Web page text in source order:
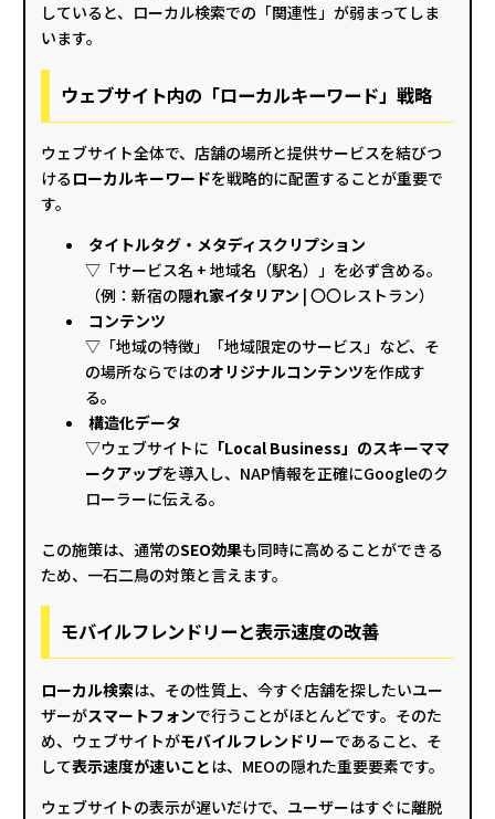
していると、ローカル検索での「関連性」が弱まってしま
います。
ウェブサイト内の「ローカルキーワード」戦略
ウェブサイト全体で、店舗の場所と提供サービスを結びつ
ける ローカルキーワードを戦略的に配置することが重要で
す。
タイトルタグ・メタディスクリプション
▽「サービス名 + 地域名（駅名）」を必ず含める。
（例：新宿の隠れ家イタリアン | 〇〇レストラン）
コンテンツ
▽「地域の特徴」「地域限定のサービス」など、そ
の場所ならではのオリジナルコンテンツを作成す
る。
構造化データ
▽ウェブサイトに 「Local Business」のスキーママ
ークアップを導入し、NAP情報を正確にGoogleのク
ローラーに伝える。
この施策は、通常のSEO効果も同時に高めることができる
ため、一石二鳥の対策と言えます。
モバイルフレンドリーと表示速度の改善
ローカル検索は、その性質上、今すぐ店舗を探したいユー
ザーがスマートフォンで行うことがほとんどです。そのた
め、ウェブサイトがモバイルフレンドリーであること、そ
して表示速度が速いことは、MEOの隠れた重要要素です。
ウェブサイトの表示が遅いだけで、ユーザーはすぐに離脱